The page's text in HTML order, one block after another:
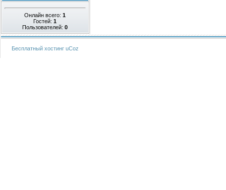
Онлайн всего:1
Гостей:1
Пользователей:0
Бесплатный хостинг uCoz